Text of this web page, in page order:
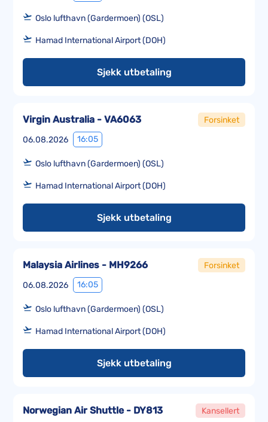
Oslo lufthavn (Gardermoen) (OSL)
Hamad International Airport (DOH)
Sjekk utbetaling
06.08.2026 16:05
Virgin Australia - VA6063 Forsinket
Oslo lufthavn (Gardermoen) (OSL)
Hamad International Airport (DOH)
Sjekk utbetaling
06.08.2026 16:05
Malaysia Airlines - MH9266 Forsinket
Oslo lufthavn (Gardermoen) (OSL)
Hamad International Airport (DOH)
Sjekk utbetaling
Norwegian Air Shuttle - DY813 Kansellert